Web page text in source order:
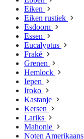
Eiken
Eiken rustiek
Esdoorn
Essen
Eucalyptus
Fraké
Grenen
Hemlock
Iepen
Iroko
Kastanje
Kersen
Lariks
Mahonie
Noten Amerikaans